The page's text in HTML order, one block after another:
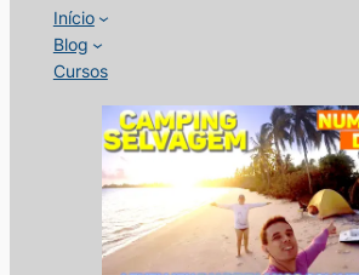
Início
Blog
Cursos